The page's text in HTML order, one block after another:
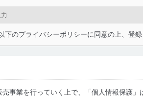
下のプライバシーポリシーに同意の上、登録
事業を行っていく上で、「個人情報保護